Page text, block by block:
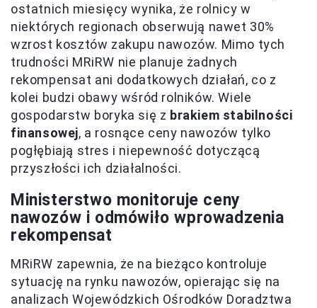
ostatnich miesięcy wynika, że rolnicy w
niektórych regionach obserwują nawet 30%
wzrost kosztów zakupu nawozów. Mimo tych
trudności MRiRW nie planuje żadnych
rekompensat ani dodatkowych działań, co z
kolei budzi obawy wśród rolników. Wiele
gospodarstw boryka się z brakiem stabilności
finansowej, a rosnące ceny nawozów tylko
pogłębiają stres i niepewność dotyczącą
przyszłości ich działalności.
Ministerstwo monitoruje ceny
nawozów i odmówiło wprowadzenia
rekompensat
MRiRW zapewnia, że na bieżąco kontroluje
sytuację na rynku nawozów, opierając się na
analizach Wojewódzkich Ośrodków Doradztwa